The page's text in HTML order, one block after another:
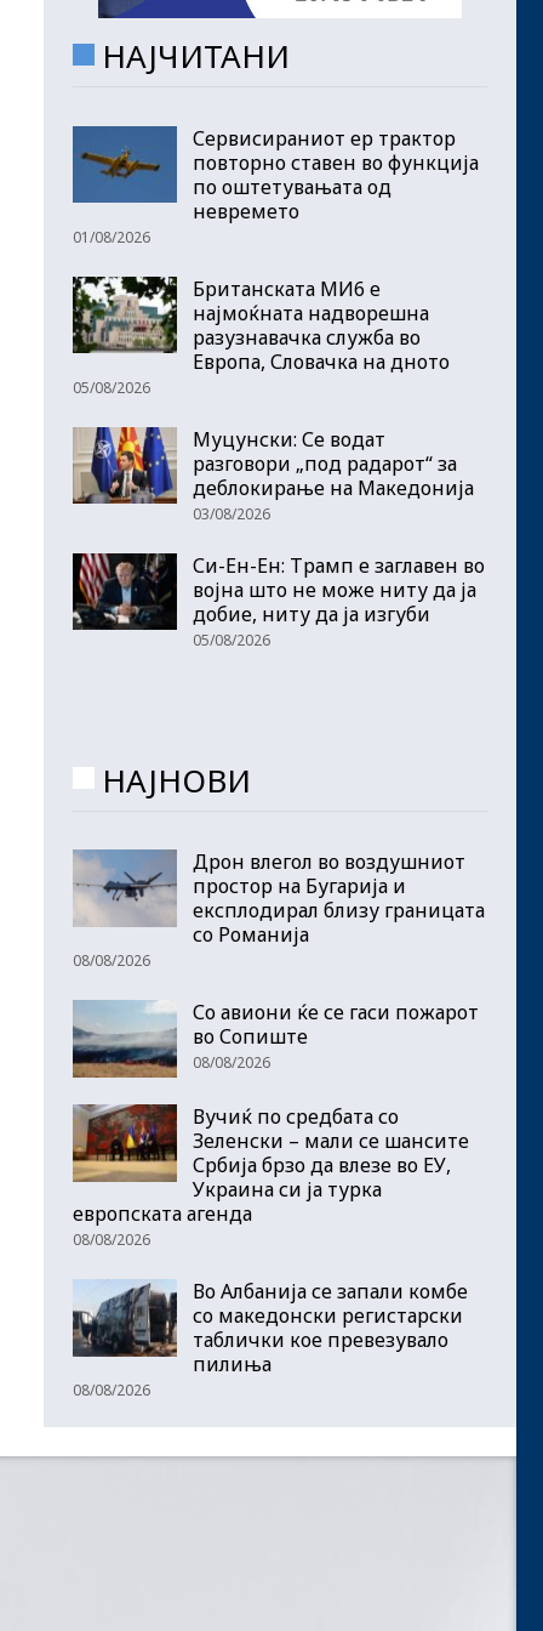
НАЈЧИТАНИ
Сервисираниот ер трактор
повторно ставен во функција
по оштетувањата од
невремето
01/08/2026
Британската МИ6 е
најмоќната надворешна
разузнавачка служба во
Европа, Словачка на дното
05/08/2026
Муцунски: Се водат
разговори „под радарот“ за
деблокирање на Македонија
03/08/2026
Си-Ен-Ен: Трамп е заглавен во
војна што не може ниту да ја
добие, ниту да ја изгуби
05/08/2026
НАЈНОВИ
Дрон влегол во воздушниот
простор на Бугарија и
експлодирал близу границата
со Романија
08/08/2026
Со авиони ќе се гаси пожарот
во Сопиште
08/08/2026
Вучиќ по средбата со
Зеленски – мали се шансите
Србија брзо да влезе во ЕУ,
Украина си ја турка
европската агенда
08/08/2026
Во Албанија се запали комбе
со македонски регистарски
таблички кое превезувало
пилиња
08/08/2026